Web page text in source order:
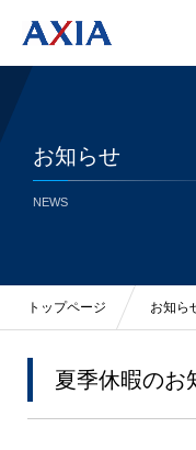
お知らせ
NEWS
トップページ お知ら
夏季休暇のお
太陽光発電
LED照明
会社概要